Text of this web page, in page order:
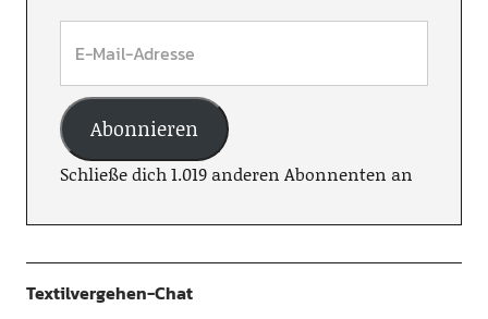
Abonnieren
Schließe dich 1.019 anderen Abonnenten an
Textilvergehen-Chat